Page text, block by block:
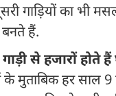
गाड़ियों का भी
हैं.
से हजारों होते
मुताबिक हर साल 9